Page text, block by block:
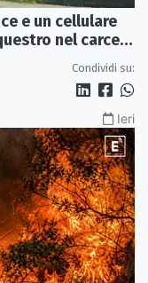
e un cellulare
nel carcere
Condividi su:
Ieri